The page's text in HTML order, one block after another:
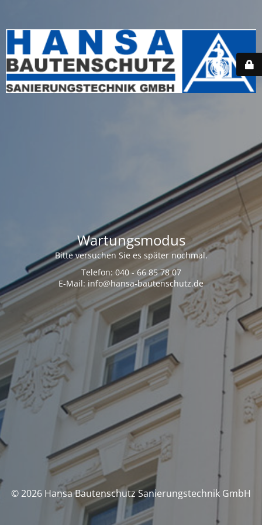
Wartungsmodus
Bitte versuchen Sie es später nochmal.
Telefon: 040 - 66 85 78 07
E-Mail: info@hansa-bautenschutz.de
© 2026 Hansa Bautenschutz Sanierungstechnik GmbH